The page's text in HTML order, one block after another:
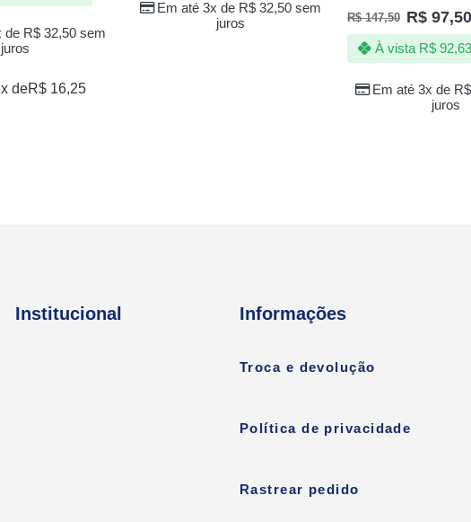
de R$ 32,50 sem
juros
deR$ 16,25
Em até 3x de R$ 32,50 sem
juros
5.00de 5
R$147,50 R$ 97,50
Em até 3x de R$
juros
À vista R$92,63
Institucional Informações
Troca e devolução
Política de privacidade
Rastrear pedido